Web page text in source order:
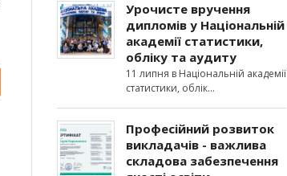
Урочисте вручення
дипломів у Національній
академії статистики,
обліку та аудиту
11 липня в Національній академії
статистики, облік
Професійний розвиток
викладачів - важлива
складова забезпечення